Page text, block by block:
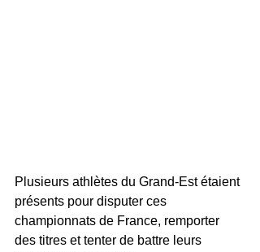
Plusieurs athlètes du Grand-Est étaient
présents pour disputer ces
championnats de France, remporter
des titres et tenter de battre leurs